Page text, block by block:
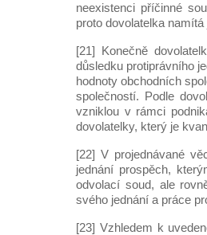
neexistenci příčinné
proto dovolatelka
[21] Konečně
důsledku protiprávního
hodnoty obchodních
společností. Podle
vzniklou v rámci
dovolatelky, který je
[22] V projednávané
jednání prospěch,
odvolací soud, ale
svého jednání a práce
[23] Vzhledem k